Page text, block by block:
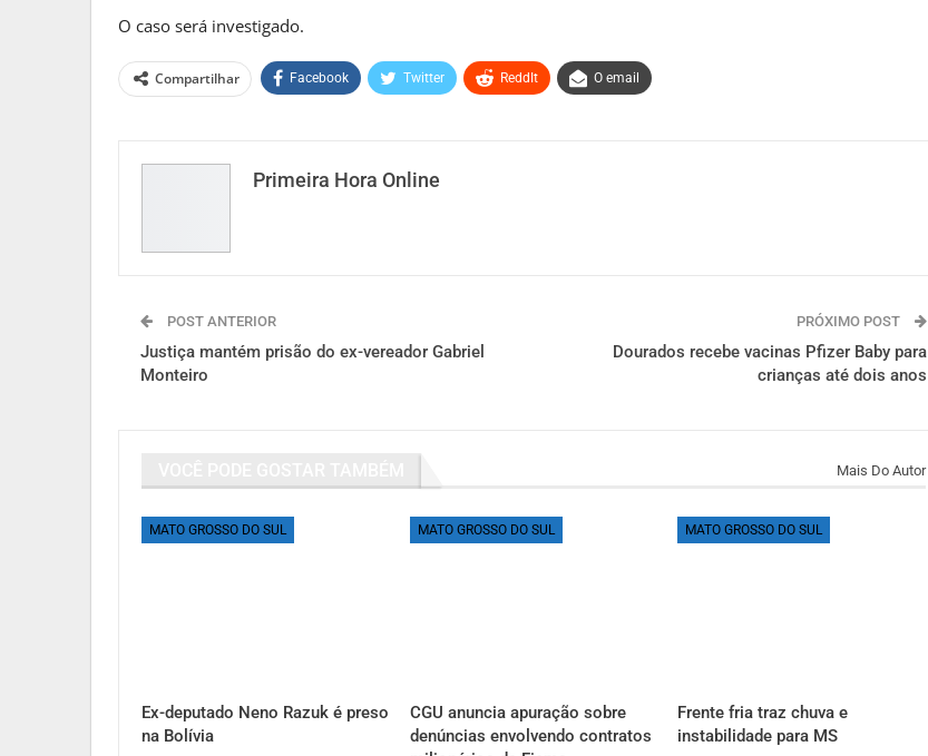
O caso será investigado.
Compartilhar Facebook Twitter ReddIt O email
Primeira Hora Online
POST ANTERIOR
Justiça mantém prisão do ex-vereador Gabriel
Monteiro
PRÓXIMO POST
Dourados recebe vacinas Pfizer Baby para
crianças até dois anos
Mais Do Autor
MATO GROSSO DO SUL
Ex-deputado Neno Razuk é preso
na Bolívia
MATO GROSSO DO SUL
CGU anuncia apuração sobre
denúncias envolvendo contratos
MATO GROSSO DO SUL
Frente fria traz chuva e
instabilidade para MS